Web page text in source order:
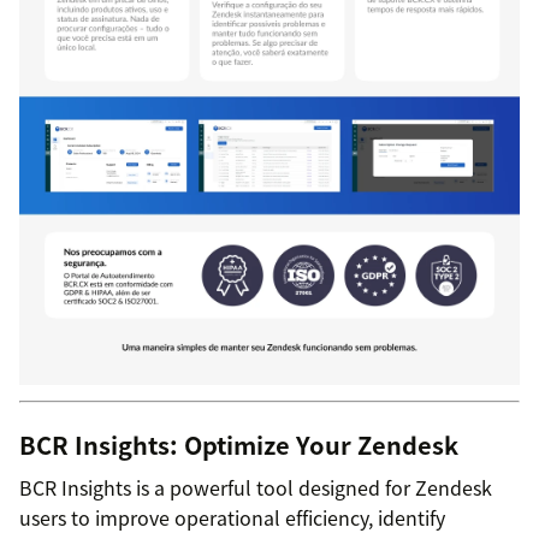
BCR Insights: Optimize Your Zendesk
BCR Insights is a powerful tool designed for Zendesk
users to improve operational efficiency, identify